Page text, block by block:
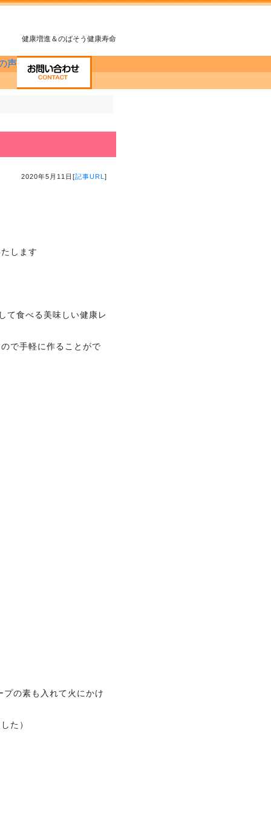
健康増進＆のばそう健康寿命
2020年5月11日[記事URL ]
します
て食べる 美味しい健康レ
で手軽に作ることがで
の素も入れて火にかけ
た）